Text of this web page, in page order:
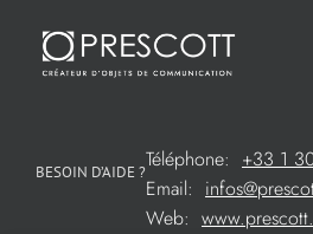
BESOIN D’AIDE ?Téléphone: +33 1
Email:
Web: